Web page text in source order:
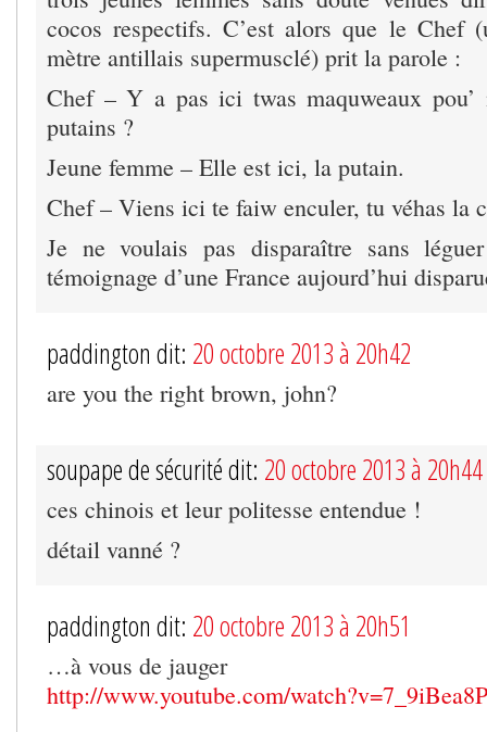
cocos respectifs. C’est alors que le Chef
mètre antillais supermusclé) prit la parole :
Chef – Y a pas ici twas maquweaux pou’
putains ?
Jeune femme – Elle est ici, la putain.
Chef – Viens ici te faiw enculer, tu véhas la
Je ne voulais pas disparaître sans
témoignage d’une France aujourd’hui
paddington dit: 20 octobre 2013 à 20h42
are you the right brown, john?
soupape de sécurité dit: 20 octobre 2013 à 20h44
ces chinois et leur politesse entendue !
détail vanné ?
paddington dit: 20 octobre 2013 à 20h51
…à vous de jauger
http://www.youtube.com/